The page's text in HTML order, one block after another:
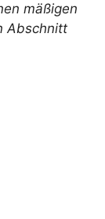
mäßigen
Abschnitt